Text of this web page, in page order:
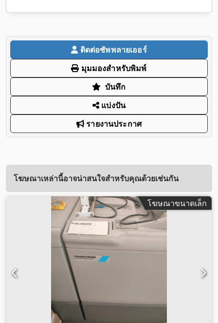
ติดต่อซัพพลายเออร์
มุมมองสำหรับพิมพ์
บันทึก
แบ่งปัน
รายงานประกาศ
โฆษณาเหล่านี้อาจน่าสนใจสำหรับคุณด้วยเช่นกัน
โฆษณาขนาดเล็ก